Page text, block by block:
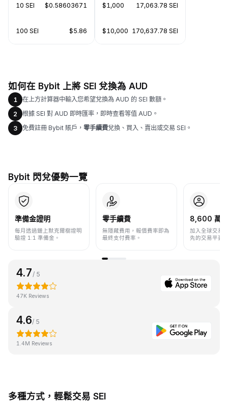
10 SEI $0.58603671
100 SEI $5.86
$1,000 17,063.78 SEI
$10,000 170,637.78 SEI
如何在 Bybit 上將 SEI 兌換為 AUD
1
在上方計算器中輸入您希望兌換為 AUD 的 SEI 數額。
2
根據 SEI 對 AUD 即時匯率，即時查看等值 AUD。
3
免費註冊 Bybit 賬戶， 零手續費兌換、買入、賣出或交易 SEI。
Bybit 閃兌優勢一覽
準備金證明
每月透過鏈上默克爾樹證明
驗證 1:1 準備金。
零手續費
無隱藏費用，報價費率即為
最終支付費率。
8,600 萬+
加入全球交易
先的交易平臺
4.7/ 5
47K Reviews
4.6/ 5
1.4M Reviews
多種方式，輕鬆交易 SEI